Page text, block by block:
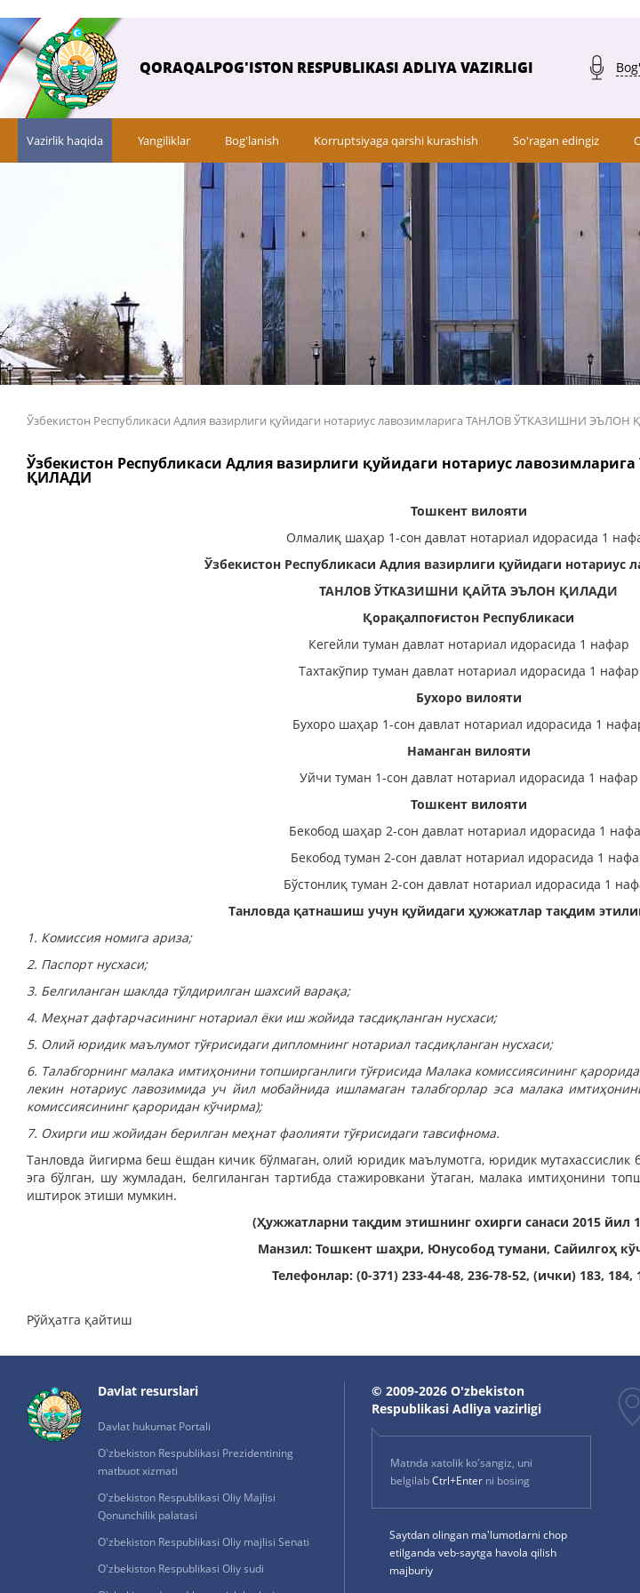
QORAQALPOG'ISTON RESPUBLIKASI ADLIYA VAZIRLIGI
Vazirlik haqida Yangiliklar Bog'lanish Korruptsiyaga qarshi kurashish So'ragan edingiz
Ўзбекистон Республикаси Адлия вазирлиги қуйидаги нотариус лавозимларига ТАНЛОВ ЎТКАЗИШНИ
Ўзбекистон Республикаси Адлия вазирлиги қуйидаги нотариус
ҚИЛАДИ
Тошкент вилояти
Олмалиқ шаҳар 1-сон давлат нотариал идорасида 1
Ўзбекистон Республикаси Адлия вазирлиги қуйидаги нотариус
ТАНЛОВ ЎТКАЗИШНИ ҚАЙТА ЭЪЛОН ҚИЛАДИ
Қорақалпоғистон Республикаси
Кегейли туман давлат нотариал идорасида 1 нафар
Тахтакўпир туман давлат нотариал идорасида 1 нафар
Бухоро вилояти
Бухоро шаҳар 1-сон давлат нотариал идорасида 1
Наманган вилояти
Уйчи туман 1-сон давлат нотариал идорасида 1 нафар
Тошкент вилояти
Бекобод шаҳар 2-сон давлат нотариал идорасида 1
Бекобод туман 2-сон давлат нотариал идорасида 1
Бўстонлиқ туман 2-сон давлат нотариал идорасида 1
Танловда қатнашиш учун қуйидаги ҳужжатлар тақдим
1. Комиссия номига ариза;
2. Паспорт нусхаси;
3. Белгиланган шаклда тўлдирилган шахсий варақа;
4. Меҳнат дафтарчасининг нотариал ёки иш жойида тасдиқланган нусхаси;
5. Олий юридик маълумот тўғрисидаги дипломнинг нотариал тасдиқланган нусхаси;
6. Талабгорнинг малака имтиҳонини топширганлиги тўғрисида Малака комиссиясининг
лекин нотариус лавозимида уч йил мобайнида ишламаган талабгорлар эса малака
комиссиясининг қа­роридан кўчирма);
7. Охирги иш жойидан берилган меҳнат фаолияти тўғрисидаги тавсифнома.
Танловда йигирма беш ёш­дан кичик бўлмаган, олий юридик маълумотга, юридик мутахассислик
эга бўлган, шу жумладан, белгиланган тартибда стажировкани ўтаган, малака имтиҳонини
иштирок этиши мумкин.
(Ҳужжатларни тақдим этишнинг охирги санаси 2015 йил
Манзил: Тошкент шаҳри, Юнусобод тумани, Cайилгоҳ
Телефонлар: (0-371) 233-44-48, 236-78-52, (ички) 183, 184,
Рўйҳатга қайтиш
Davlat resurslari
Davlat hukumat Portali
O'zbekiston Respublikasi Prezidentining
matbuot xizmati
O'zbekiston Respublikasi Oliy Majlisi
Qonunchilik palatasi
O'zbekiston Respublikasi Oliy majlisi Senati
O'zbekiston Respublikasi Oliy sudi
© 2009-2026 O'zbekiston
Respublikasi Adliya vazirligi
Matnda xatolik ko'sangiz, uni
belgilabCtrl+Enterni bosing
Saytdan olingan ma'lumotlarni chop
etilganda veb-saytga havola qilish
majburiy